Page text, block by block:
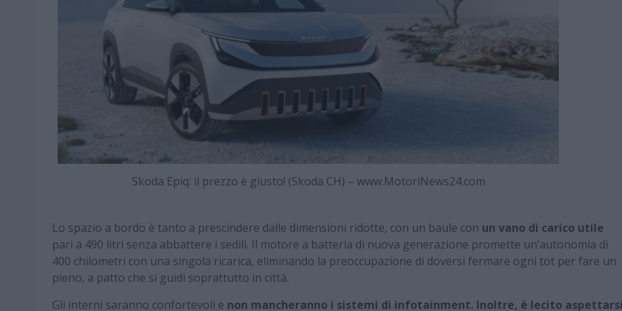
Skoda Epiq: il prezzo è giusto! (Skoda CH) – www.MotoriNews24.com
Lo spazio a bordo è tanto a prescindere dalle dimensioni ridotte, con un baule con un vano di carico utile
pari a 490 litri senza abbattere i sedili. Il motore a batteria di nuova generazione promette un’autonomia di
400 chilometri con una singola ricarica, eliminando la preoccupazione di doversi fermare ogni tot per fare un
pieno, a patto che si guidi soprattutto in città.
Gli interni saranno confortevoli e non mancheranno i sistemi di infotainment. Inoltre, è lecito